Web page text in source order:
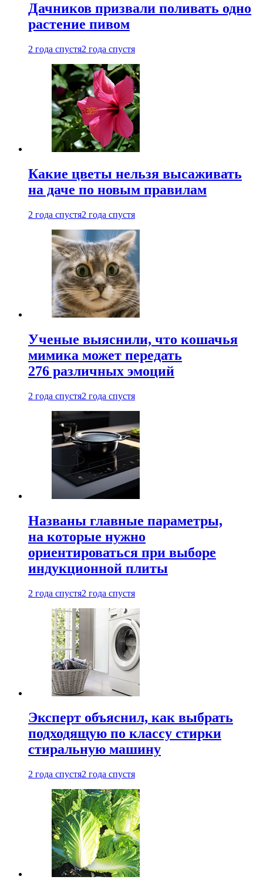
Дачников призвали поливать одно
растение пивом
2 года спустя2 года спустя
Какие цветы нельзя высаживать
на даче по новым правилам
2 года спустя2 года спустя
Ученые выяснили, что кошачья
мимика может передать
276 различных эмоций
2 года спустя2 года спустя
Названы главные параметры,
на которые нужно
ориентироваться при выборе
индукционной плиты
2 года спустя2 года спустя
Эксперт объяснил, как выбрать
подходящую по классу стирки
стиральную машину
2 года спустя2 года спустя